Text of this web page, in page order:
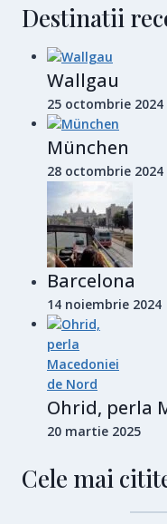
Destinatii
Wallgau
25 octombrie 2024
München
28 octombrie 2024
Barcelona
14 noiembrie 2024
Ohrid, perla
20 martie 2025
Cele mai